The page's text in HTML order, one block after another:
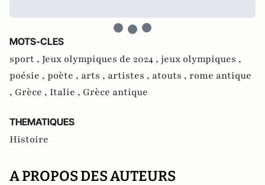
MOTS-CLES
sport , Jeux olympiques de 2024 , jeux olympiques ,
poésie , poète , arts , artistes , atouts , rome antique
, Grèce , Italie , Grèce antique
THEMATIQUES
Histoire
A PROPOS DES AUTEURS